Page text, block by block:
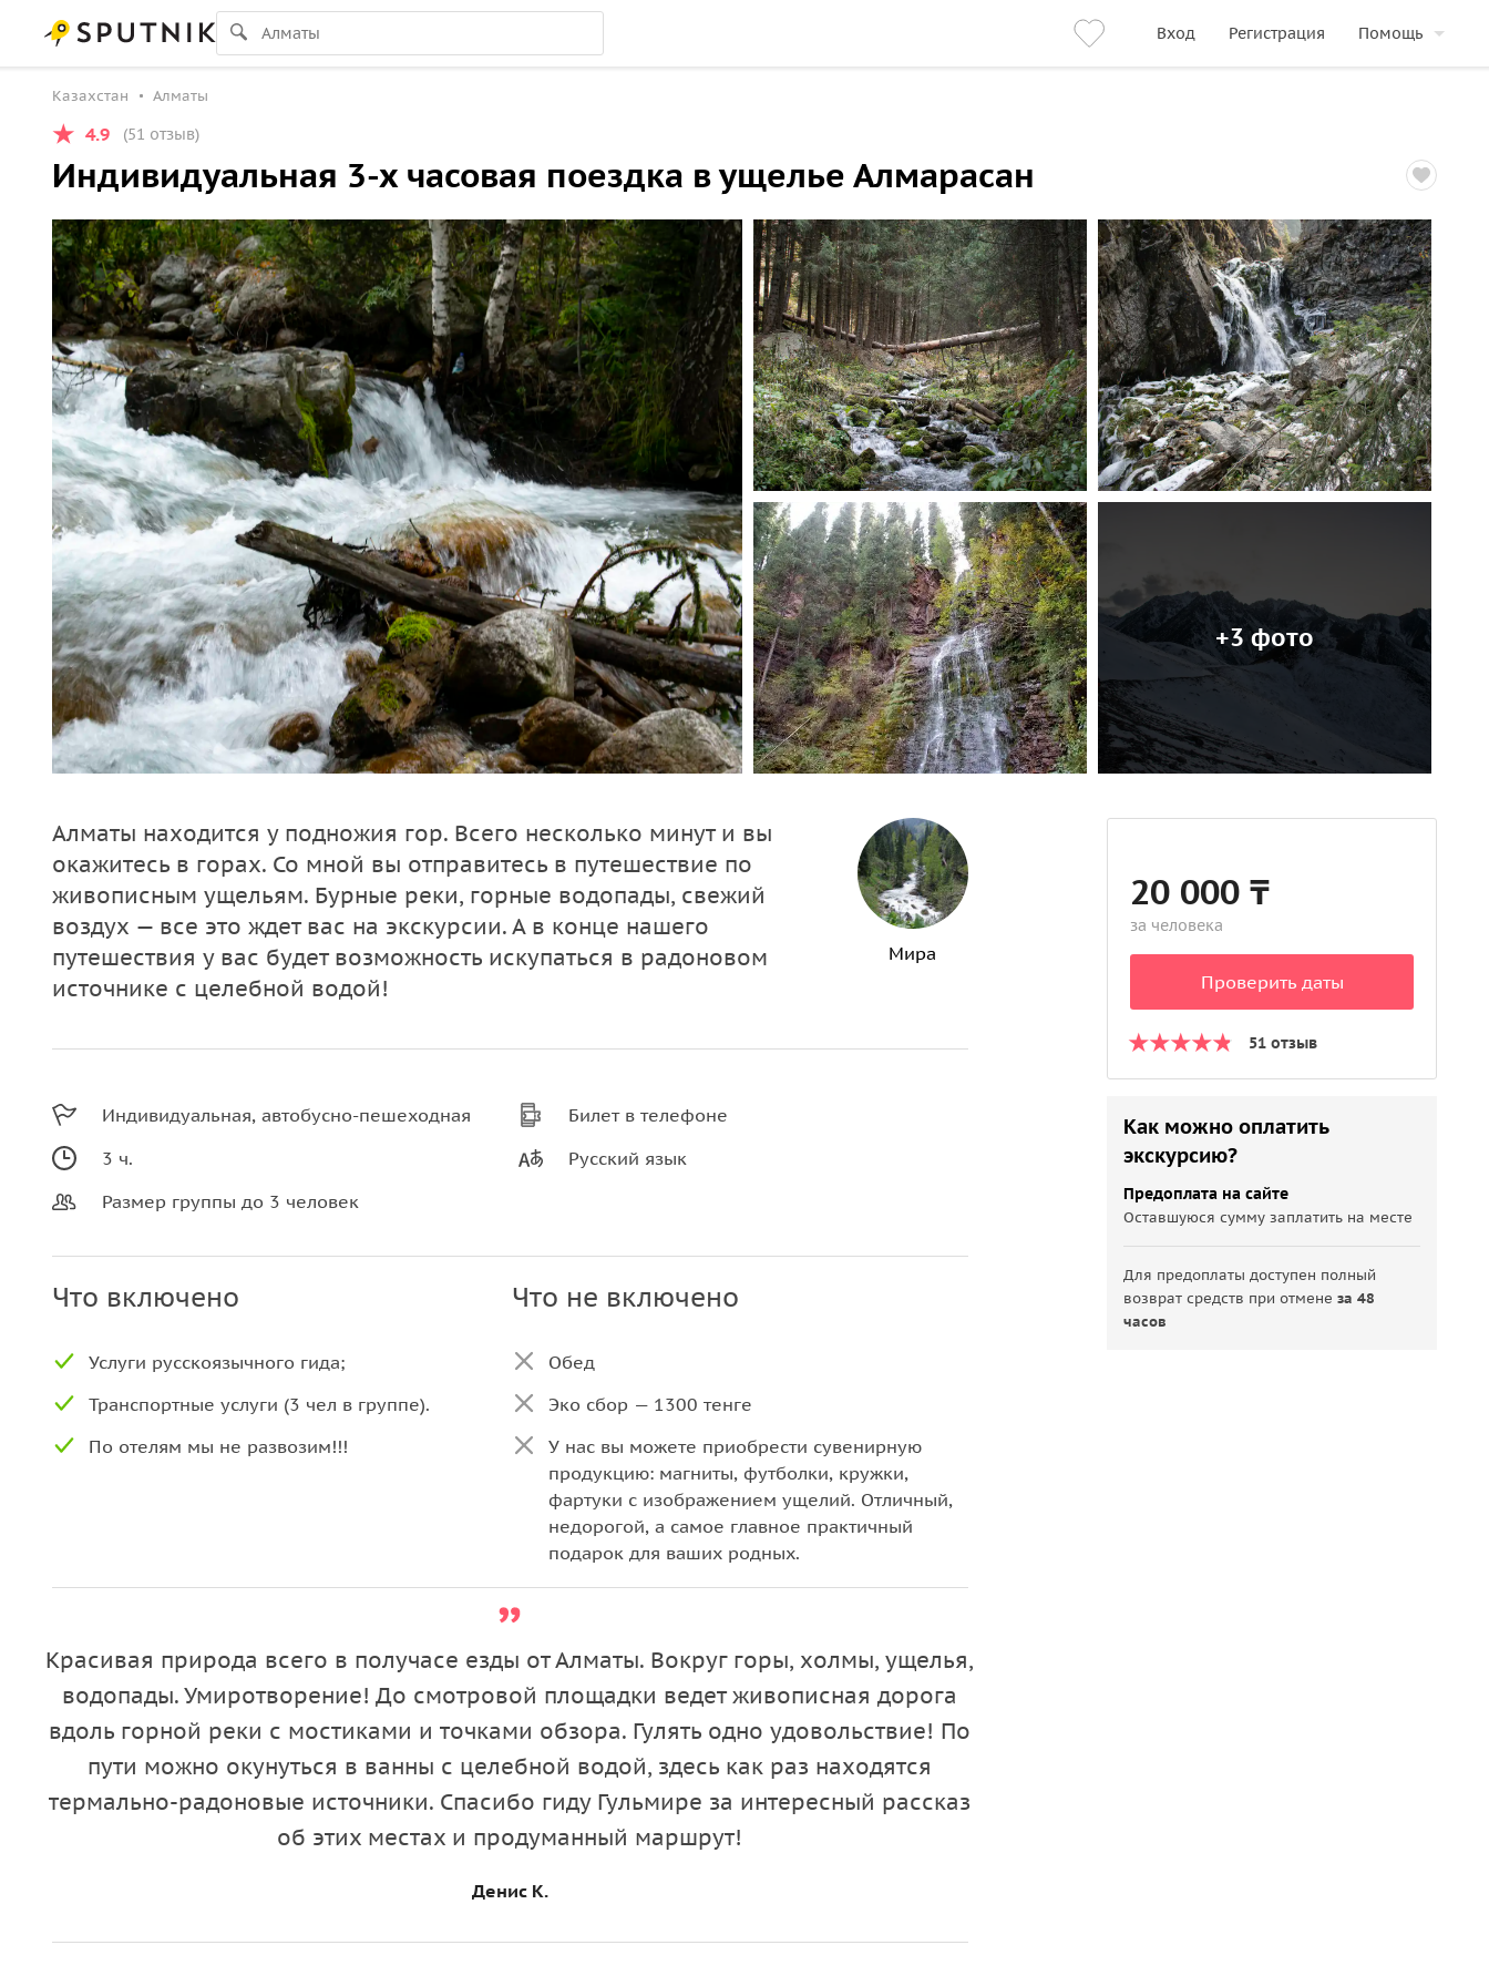
Вход Регистрация Помощь
Казахстан Алматы
4.9 (51 отзыв)
Индивидуальная 3-х часовая поездка в ущелье Алмарасан
+3 фото
Алматы находится у подножия гор. Всего несколько минут и вы
окажитесь в горах. Со мной вы отправитесь в путешествие по
живописным ущельям. Бурные реки, горные водопады, свежий
воздух — все это ждет вас на экскурсии. А в конце нашего
путешествия у вас будет возможность искупаться в радоновом
источнике с целебной водой!
Мира
Индивидуальная, автобусно-пешеходная
3 ч.
Размер группы до 3 человек
Билет в телефоне
Русский язык
Что включено
Услуги русскоязычного гида;
Транспортные услуги (3 чел в группе).
По отелям мы не развозим!!!
Что не включено
Обед
Эко сбор — 1300 тенге
У нас вы можете приобрести сувенирную
продукцию: магниты, футболки, кружки,
фартуки с изображением ущелий. Отличный,
недорогой, а самое главное практичный
подарок для ваших родных.
Красивая природа всего в получасе езды от Алматы. Вокруг горы, холмы, ущелья,
водопады. Умиротворение! До смотровой площадки ведет живописная дорога
вдоль горной реки с мостиками и точками обзора. Гулять одно удовольствие! По
пути можно окунуться в ванны с целебной водой, здесь как раз находятся
термально-радоновые источники. Спасибо гиду Гульмире за интересный рассказ
об этих местах и продуманный маршрут!
Денис К.
20 000 ₸
за человека
Проверить даты
51 отзыв
Как можно оплатить
экскурсию?
Предоплата на сайте
Оставшуюся сумму заплатить на месте
Для предоплаты доступен полный
возврат средств при отменеза 48
часов